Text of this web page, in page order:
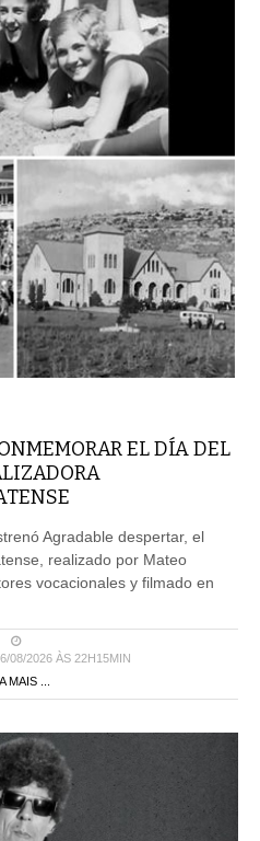
EL DÍA DEL
Agradable despertar, el
realizado por Mateo
vocacionales y filmado en
08/2026 ÀS 22H15MIN
MAIS ...